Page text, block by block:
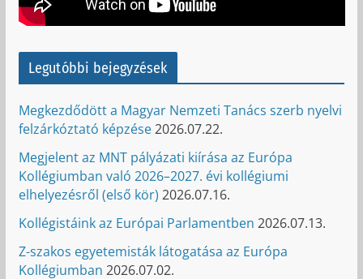
Legutóbbi bejegyzések
Megkezdődött a Magyar Nemzeti Tanács szerb nyelvi
felzárkóztató képzése2026.07.22.
Megjelent az MNT pályázati kiírása az Európa
Kollégiumban való 2026–2027. évi kollégiumi
elhelyezésről (első kör) 2026.07.16.
Kollégistáink az Európai Parlamentben 2026.07.13.
Z-szakos egyetemisták látogatása az Európa
Kollégiumban 2026.07.02.